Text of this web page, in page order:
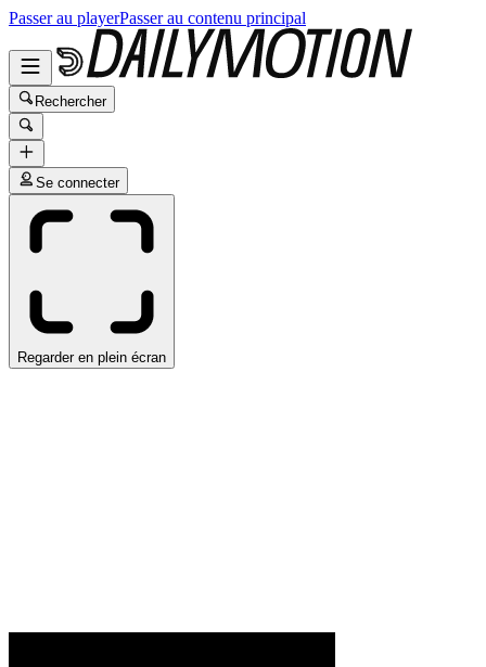
Passer au playerPasser au contenu principal
Rechercher
Se connecter
Regarder en plein écran